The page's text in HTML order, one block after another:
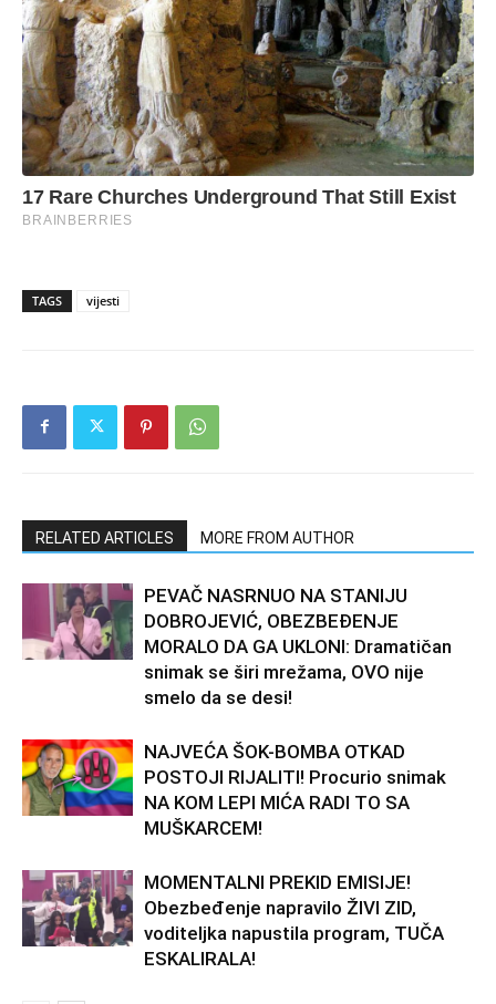
TAGS vijesti
RELATED ARTICLES MORE FROM AUTHOR
PEVAČ NASRNUO NA STANIJU
DOBROJEVIĆ, OBEZBEĐENJE
MORALO DA GA UKLONI: Dramatičan
snimak se širi mrežama, OVO nije
smelo da se desi!
NAJVEĆA ŠOK-BOMBA OTKAD
POSTOJI RIJALITI! Procurio snimak
NA KOM LEPI MIĆA RADI TO SA
MUŠKARCEM!
MOMENTALNI PREKID EMISIJE!
Obezbeđenje napravilo ŽIVI ZID,
voditeljka napustila program, TUČA
ESKALIRALA!